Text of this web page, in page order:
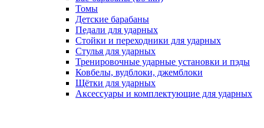
Томы
Детские барабаны
Педали для ударных
Стойки и переходники для ударных
Стулья для ударных
Тренировочные ударные установки и пэды
Ковбелы, вудблоки, джемблоки
Щётки для ударных
Аксесcуары и комплектующие для ударных